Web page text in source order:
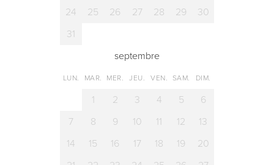
24
25 26 27 28 29
30
31
septembre
LUN. MAR. MER. JEU. VEN. SAM. DIM.
1 2 3 4 5
6
7
8 9 10 11 12
13
14
15 16 17 18 19
20